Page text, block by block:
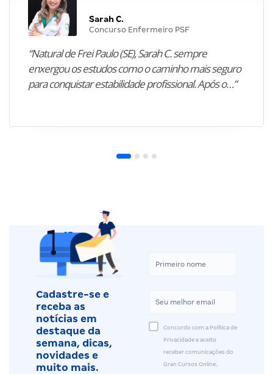
Sarah C.
Concurso Enfermeiro PSF
“Natural de Frei Paulo (SE), Sarah C. sempre
enxergou os estudos como o caminho mais seguro
para conquistar estabilidade profissional. Após o…”
Cadastre-se e
receba as
notícias em
destaque da
semana, dicas,
novidades e
muito mais.
Concordo com a Política de
Privacidade e aceito
receber comunicações do
Gran Cursos Online.